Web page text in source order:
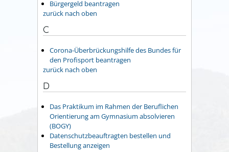
Bürgergeld beantragen
zurück nach oben
C
Corona-Überbrückungshilfe des Bundes für
den Profisport beantragen
zurück nach oben
D
Das Praktikum im Rahmen der Beruflichen
Orientierung am Gymnasium absolvieren
(BOGY)
Datenschutzbeauftragten bestellen und
Bestellung anzeigen